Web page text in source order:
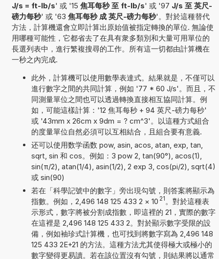
J/s = ft-lb/s' 或 '15 焦耳每秒 至 ft-lb/s' 或 '97 J/s 至 英尺-
磅力每秒' 或 '63 焦耳每秒 成 英尺-磅力每秒'。對於這種替代
方法，計算機還會立即計算出原始值被指定轉換的單位. 無論使
用哪種可能性，它都省去了在具有衆多類別和大量可用單位的
長選列表中，進行繁複搜尋的工作。所有這一切都由計算機在
一秒之內完成.
此外，計算機可以使用數學表達式。結果就是，不僅可以
進行數字之間的共同計算，例如 '77 * 60 J/s'。而且，不
同測量單位之間也可以透過轉換直接相互協同計算。例
如，可能這樣計算：'12 焦耳每秒 + 94 英尺-磅力每秒'
或 '43mm x 26cm x 9dm = ? cm^3'。以這種方式組合
的度量單位自然必須可以互相結合，且組合要有意義.
还可以使用数学函数 pow, asin, acos, atan, exp, tan,
sqrt, sin 和 cos。例如：3 pow 2, tan(90°), acos(1),
sin(π/2), atan(1/4), asin(1/2), 2 exp 3, cos(pi/2), sqrt(4)
或 sin(90)
若在「科學記號中的數字」旁出現勾號，則答案將顯示為
指數。例如，2,496 148 125 433 2 × 10 21 。對於這種表
示形式，數字將被分割成指數，即這裡的 21，實際的數字
在這裡是 2,496 148 125 433 2。對於顯示數字受限的設
備，例如袖珍式計算機，也可找到將數字寫為 2,496 148
125 433 2E+21 的方法。這種方法尤其使得極大或極小的
數字變得更易讀。若在該位置沒有勾號，則結果將以通常